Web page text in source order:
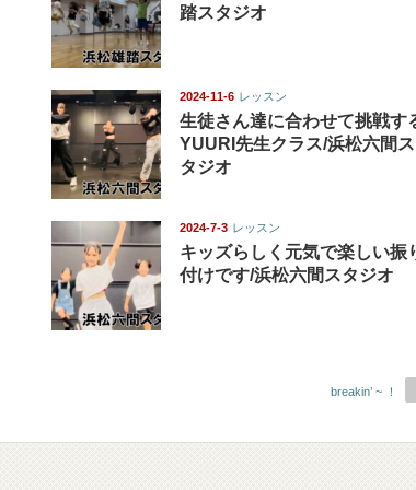
踏スタジオ
2024-11-6 レッスン
生徒さん達に合わせて挑戦す
YUURI先生クラス/浜松六間ス
タジオ
2024-7-3 レッスン
キッズらしく元気で楽しい振
付けです/浜松六間スタジオ
breakin’ ~ ！